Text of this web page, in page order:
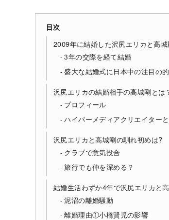
目次
2009年に結婚した沢尻エリカと高
3年の交際を経て結婚
盛大な結婚式に日本中の注目の的
沢尻エリカの結婚相手の高城剛とは
プロフィール
ハイパーメディアクリエイター
沢尻エリカと高城剛の馴れ初めは?
クラブで意気投合
旅行でも仲を深める？
結婚生活わずか4年で沢尻エリカと
泥沼の離婚騒動
離婚理由①小橋賢児の影響